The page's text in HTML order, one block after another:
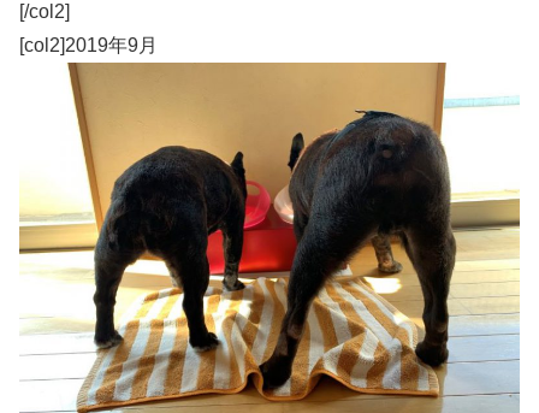
[/col2]
[col2]2019年9月